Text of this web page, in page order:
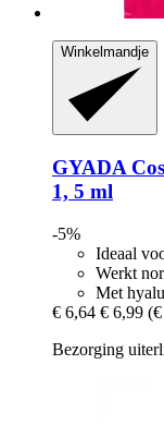
Winkelmandje
GYADA
1, 5 ml
-5%
Ideaal
Werkt
Met
€ 6,64 € 6,99
Bezorging